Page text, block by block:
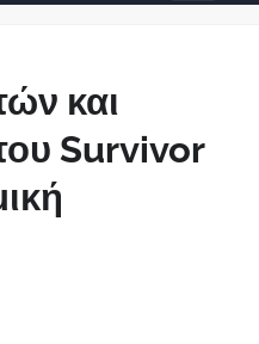
και
Survivor